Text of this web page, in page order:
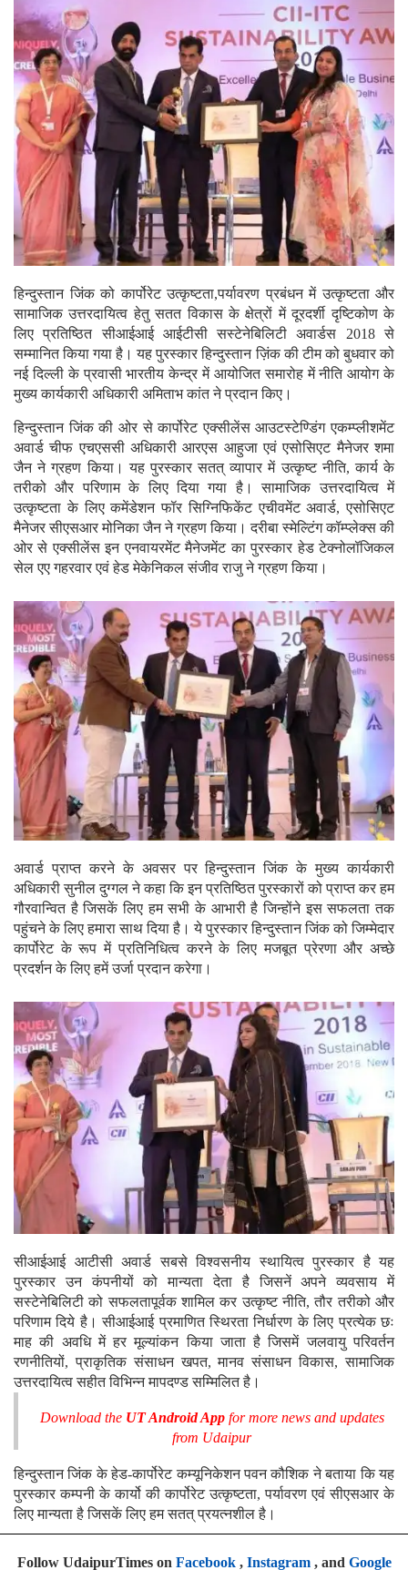
हिन्दुस्तान जिंक को कार्पोरेट उत्कृष्टता,पर्यावरण प्रबंधन में उत्कृष्टता और
सामाजिक उत्तरदायित्व हेतु सतत विकास के क्षेत्रों में दूरदर्शी दृष्टिकोण के
लिए प्रतिष्ठित सीआईआई आईटीसी सस्टेनेबिलिटी अवार्डस 2018 से
सम्मानित किया गया है। यह पुरस्कार हिन्दुस्तान ज़िंक की टीम को बुधवार को
नई दिल्ली के प्रवासी भारतीय केन्द्र में आयोजित समारोह में नीति आयोग के
मुख्य कार्यकारी अधिकारी अमिताभ कांत ने प्रदान किए।
हिन्दुस्तान जिंक की ओर से कार्पोरेट एक्सीलेंस आउटस्टेण्डिंग एकम्प्लीशमेंट
अवार्ड चीफ एचएससी अधिकारी आरएस आहुजा एवं एसोसिएट मैनेजर शमा
जैन ने ग्रहण किया। यह पुरस्कार सतत् व्यापार में उत्कृष्ट नीति, कार्य के
तरीको और परिणाम के लिए दिया गया है। सामाजिक उत्तरदायित्व में
उत्कृष्टता के लिए कमेंडेशन फॉर सिग्निफिकेंट एचीवमेंट अवार्ड, एसोसिएट
मैनेजर सीएसआर मोनिका जैन ने ग्रहण किया। दरीबा स्मेल्टिंग कॉम्प्लेक्स की
ओर से एक्सीलेंस इन एनवायरमेंट मैनेजमेंट का पुरस्कार हेड टेक्नोलॉजिकल
सेल एए गहरवार एवं हेड मेकेनिकल संजीव राजु ने ग्रहण किया।
अवार्ड प्राप्त करने के अवसर पर हिन्दुस्तान जिंक के मुख्य कार्यकारी
अधिकारी सुनील दुग्गल ने कहा कि इन प्रतिष्ठित पुरस्कारों को प्राप्त कर हम
गौरवान्वित है जिसकें लिए हम सभी के आभारी है जिन्होंने इस सफलता तक
पहुंचने के लिए हमारा साथ दिया है। ये पुरस्कार हिन्दुस्तान जिंक को जिम्मेदार
कार्पोरेट के रूप में प्रतिनिधित्व करने के लिए मजबूत प्रेरणा और अच्छे
प्रदर्शन के लिए हमें उर्जा प्रदान करेगा।
सीआईआई आटीसी अवार्ड सबसे विश्वसनीय स्थायित्व पुरस्कार है यह
पुरस्कार उन कंपनीयों को मान्यता देता है जिसनें अपने व्यवसाय में
सस्टेनेबिलिटी को सफलतापूर्वक शामिल कर उत्कृष्ट नीति, तौर तरीको और
परिणाम दिये है। सीआईआई प्रमाणित स्थिरता निर्धारण के लिए प्रत्येक छः
माह की अवधि में हर मूल्यांकन किया जाता है जिसमें जलवायु परिवर्तन
रणनीतियों, प्राकृतिक संसाधन खपत, मानव संसाधन विकास, सामाजिक
उत्तरदायित्व सहीत विभिन्न मापदण्ड सम्मिलित है।
Download the UT Android App for more news and updates
from Udaipur
हिन्दुस्तान जिंक के हेड-कार्पोरेट कम्यूनिकेशन पवन कौशिक ने बताया कि यह
पुरस्कार कम्पनी के कार्यो की कार्पोरेट उत्कृष्टता, पर्यावरण एवं सीएसआर के
लिए मान्यता है जिसकें लिए हम सतत् प्रयत्नशील है।
Follow UdaipurTimes on Facebook, Instagram, and Google